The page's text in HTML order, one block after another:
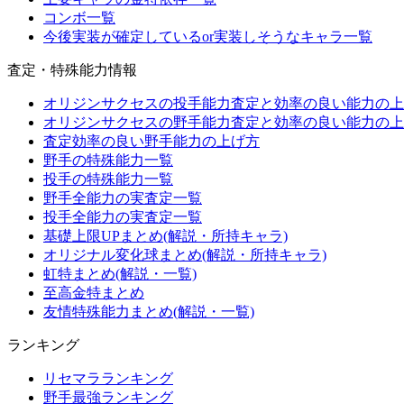
コンボ一覧
今後実装が確定しているor実装しそうなキャラ一覧
査定・特殊能力情報
オリジンサクセスの投手能力査定と効率の良い能力の
オリジンサクセスの野手能力査定と効率の良い能力の
査定効率の良い野手能力の上げ方
野手の特殊能力一覧
投手の特殊能力一覧
野手全能力の実査定一覧
投手全能力の実査定一覧
基礎上限UPまとめ(解説・所持キャラ)
オリジナル変化球まとめ(解説・所持キャラ)
虹特まとめ(解説・一覧)
至高金特まとめ
友情特殊能力まとめ(解説・一覧)
ランキング
リセマラランキング
野手最強ランキング